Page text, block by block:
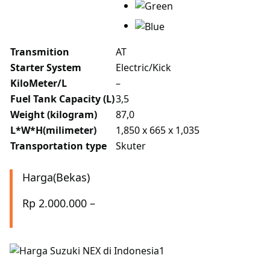
Transmition
AT
Starter System
Electric/Kick
KiloMeter/L
–
Fuel Tank Capacity (L)3,5
Weight (kilogram)
87,0
L*W*H(milimeter)
1,850 x 665 x 1,035
Transportation type
Skuter
Harga(Bekas)
Rp 2.000.000 –